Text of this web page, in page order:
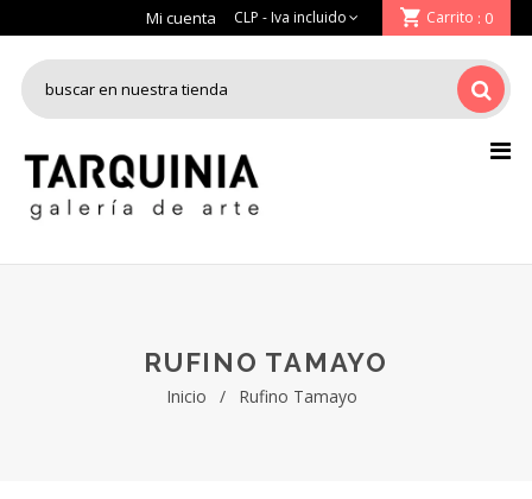
Mi cuenta Carrito : 0
RUFINO TAMAYO
Inicio / Rufino Tamayo